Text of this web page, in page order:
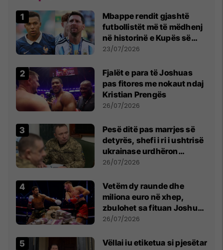
Mbappe rendit gjashtë
futbollistët më të mëdhenj
në historinë e Kupës së
Botës, Messi mbetet i dyti
23/07/2026
Fjalët e para të Joshuas
pas fitores me nokaut ndaj
Kristian Prengës
26/07/2026
Pesë ditë pas marrjes së
detyrës, shefi i ri i ushtrisë
ukrainase urdhëron
kontroll të madh
26/07/2026
Vetëm dy raunde dhe
miliona euro në xhep,
zbulohet sa fituan Joshua
e Prenga
26/07/2026
Vëllai iu etiketua si pjesëtar